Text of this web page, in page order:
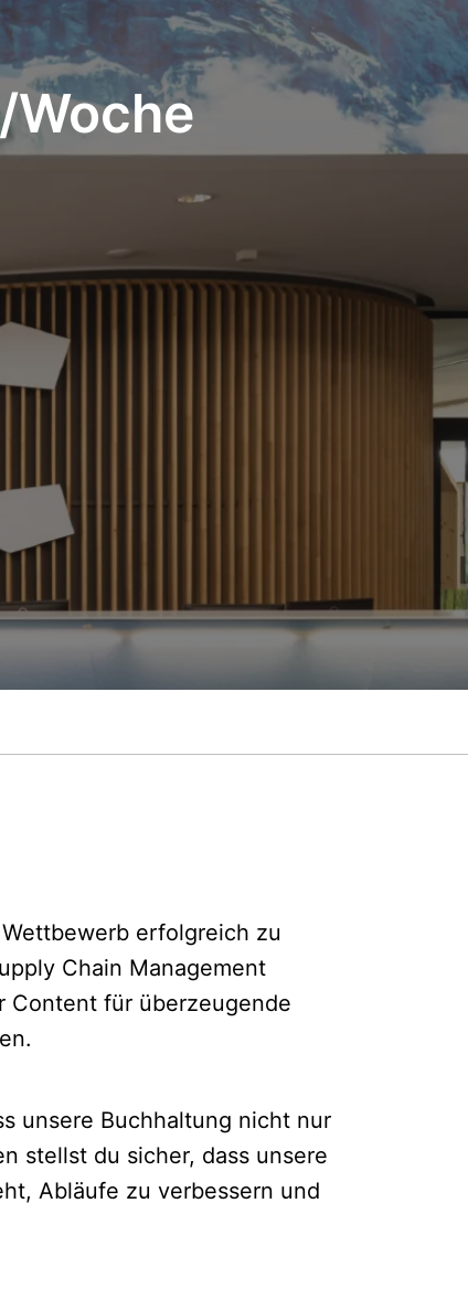
erfolgreich zu
Chain Management
Content für überzeugende
unsere Buchhaltung nicht nur
stellst du sicher, dass unsere
Abläufe zu verbessern und